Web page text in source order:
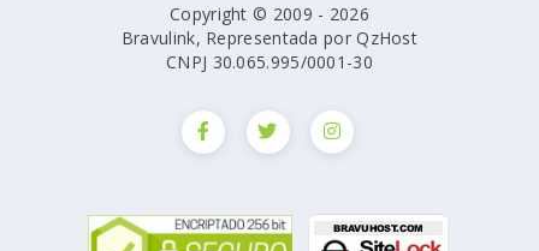
Copyright © 2009 - 2026
Bravulink, Representada por QzHost
CNPJ 30.065.995/0001-30